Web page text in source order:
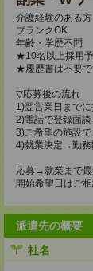
介護経験のある方
ブランクOK
年齢・学歴不問
★10名以上採用
★履歴書は不要で
▽応募後の流れ
1)翌営業日まで
2)電話で登録面
3)ご希望の施設
4)就業決定→勤務
応募→就業まで最
開始希望日はご
派遣先の概要
社名